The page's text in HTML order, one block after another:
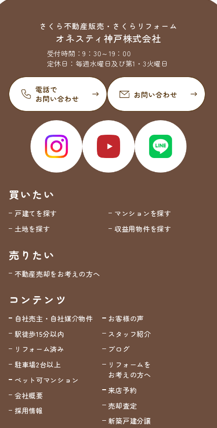
さくら不動産販売・さくらリフォーム
オネスティ神戸株式会社
受付時間：9：30～19：00
定休日： 毎週水曜日及び第1・3火曜日
買いたい
戸建てを探す
マンションを探す
土地を探す
収益用物件を探す
売りたい
不動産売却をお考えの方へ
コンテンツ
自社売主・自社媒介物件
駅徒歩15分以内
リフォーム済み
駐車場2台以上
ペット可マンション
会社概要
採用情報
お客様の声
スタッフ紹介
ブログ
リフォームを
お考えの方へ
来店予約
売却査定
新築戸建分譲